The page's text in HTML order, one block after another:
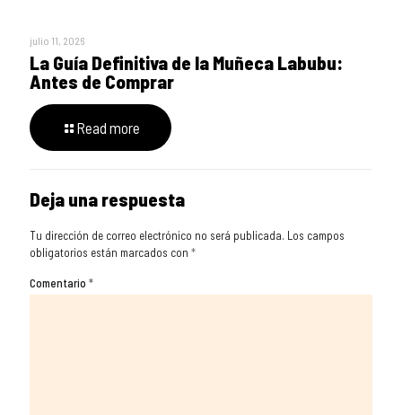
julio 11, 2026
La Guía Definitiva de la Muñeca Labubu:
Antes de Comprar
Read more
Deja una respuesta
Tu dirección de correo electrónico no será publicada. Los campos
obligatorios están marcados con *
Comentario *